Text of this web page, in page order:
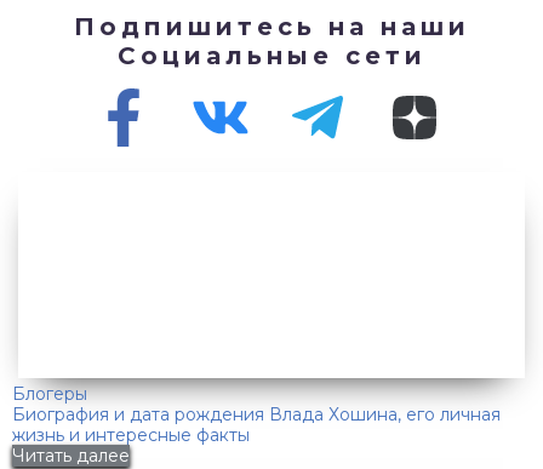
Подпишитесь на наши
Социальные сети
Блогеры
Биография и дата рождения Влада Хошина, его личная
жизнь и интересные факты
Читать далее